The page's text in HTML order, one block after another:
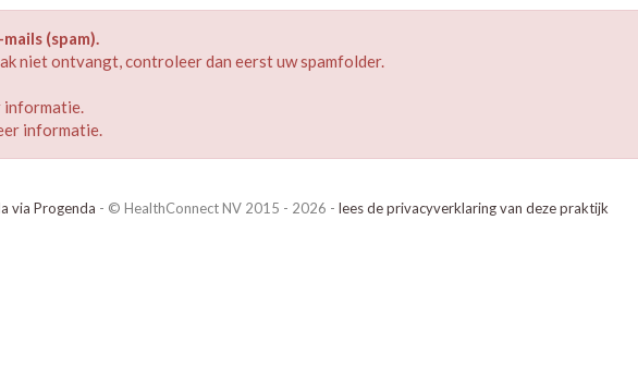
(spam).
niet ontvangt, controleer dan eerst uw spamfolder.
informatie.
informatie.
via Progenda - © HealthConnect NV 2015 - 2026 - lees de privacyverklaring van deze praktijk